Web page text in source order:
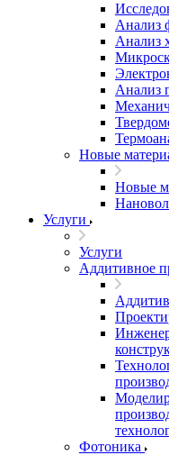
Анализ
Анализ
Анализ
Новые
Новые
Услуги
Услуги
Аддитивное
Фотоника